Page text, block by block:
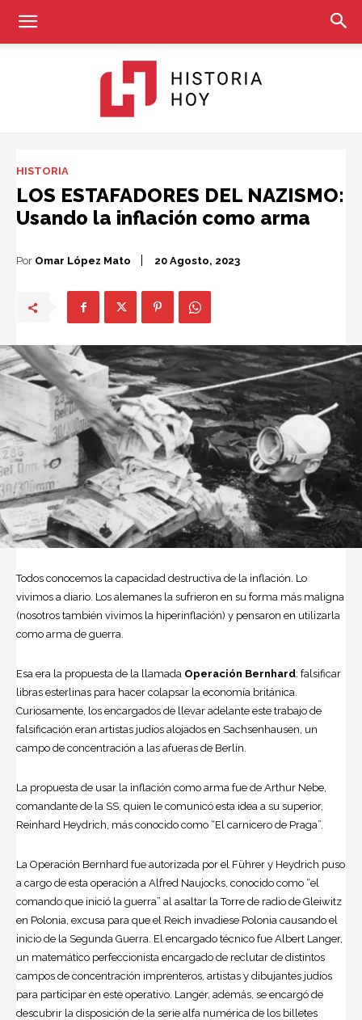
Hoy
HISTORIA
LOS ESTAFADORES DEL NAZISMO:
Usando la inflación como arma
Por Omar López Mato 20 Agosto, 2023
Todos conocemos la capacidad destructiva de la inflación. Lo
vivimos a diario. Los alemanes la sufrieron en su forma más maligna
(nosotros también vivimos la hiperinflación) y pensaron en utilizarla
como arma de guerra.
Esa era la propuesta de la llamada Operación Bernhard: falsificar
libras esterlinas para hacer colapsar la economía británica.
Curiosamente, los encargados de llevar adelante este trabajo de
falsificación eran artistas judíos alojados en Sachsenhausen, un
campo de concentración a las afueras de Berlín.
La propuesta de usar la inflación como arma fue de Arthur Nebe,
comandante de la SS, quien le comunicó esta idea a su superior,
Reinhard Heydrich, más conocido como “El carnicero de Praga”.
La Operación Bernhard fue autorizada por el Führer y Heydrich puso
a cargo de esta operación a Alfred Naujocks, conocido como “el
comando que inició la guerra” al asaltar la Torre de radio de Gleiwitz
en Polonia, excusa para que el Reich invadiese Polonia causando el
inicio de la Segunda Guerra. El encargado técnico fue Albert Langer,
un matemático perfeccionista encargado de reclutar de distintos
campos de concentración imprenteros, artistas y dibujantes judíos
para participar en este operativo. Langer, además, se encargó de
descubrir la disposición de la serie alfa numérica de los billetes